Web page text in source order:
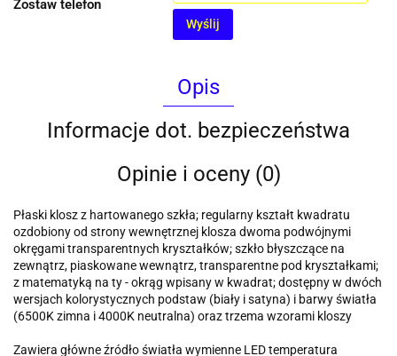
Zostaw telefon
Wyślij
Opis
Informacje dot. bezpieczeństwa
Opinie i oceny (0)
Płaski klosz z hartowanego szkła; regularny kształt kwadratu
ozdobiony od strony wewnętrznej klosza dwoma podwójnymi
okręgami transparentnych kryształków; szkło błyszczące na
zewnątrz, piaskowane wewnątrz, transparentne pod kryształkami;
z matematyką na ty - okrąg wpisany w kwadrat; dostępny w dwóch
wersjach kolorystycznych podstaw (biały i satyna) i barwy światła
(6500K zimna i 4000K neutralna) oraz trzema wzorami kloszy
Zawiera główne źródło światła wymienne LED temperatura